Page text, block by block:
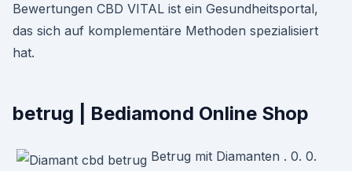
Bewertungen CBD VITAL ist ein Gesundheitsportal,
das sich auf komplementäre Methoden spezialisiert
hat.
betrug | Bediamond Online Shop
Betrug mit Diamanten . 0. 0.